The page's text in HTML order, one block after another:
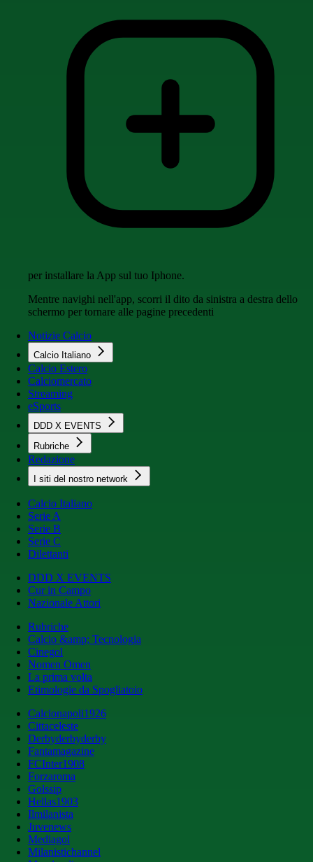
per installare la App sul tuo Iphone.
Mentre navighi nell'app, scorri il dito da sinistra a destra dello
schermo per tornare alle pagine precedenti
Notizie Calcio
Calcio Italiano
Calcio Estero
Calciomercato
Streaming
eSports
DDD X EVENTS
Rubriche
Redazione
I siti del nostro network
Calcio Italiano
Serie A
Serie B
Serie C
Dilettanti
DDD X EVENTS
Cur in Campo
Nazionale Attori
Rubriche
Calcio &amp; Tecnologia
Cinegol
Nomen Omen
La prima volta
Etimologie da Spogliatoio
Calcionapoli1926
Cittaceleste
Derbyderbyderby
Fantamagazine
FCInter1908
Forzaroma
Golssip
Hellas1903
Ilmilanista
Juvenews
Mediagol
Milanistichannel